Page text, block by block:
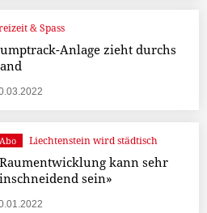
& Spass
Anlage zieht durchs
Abo Liechtenstein wird städtisch
kann sehr
sein»